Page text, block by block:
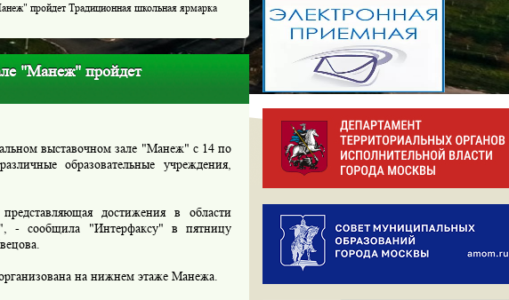
пройдет Традиционная школьная ярмарка
"Манеж" пройдет
выставочном зале "Манеж" с 14 по
образовательные учреждения,
достижения в области
- сообщила "Интерфаксу" в пятницу
на нижнем этаже Манежа.